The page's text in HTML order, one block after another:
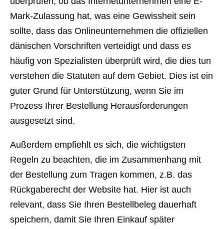
Mark-Zulassung hat, was eine Gewissheit sein
sollte, dass das Onlineunternehmen die offiziellen
dänischen Vorschriften verteidigt und dass es
häufig von Spezialisten überprüft wird, die dies tun
verstehen die Statuten auf dem Gebiet. Dies ist ein
guter Grund für Unterstützung, wenn Sie im
Prozess Ihrer Bestellung Herausforderungen
ausgesetzt sind.
Außerdem empfiehlt es sich, die wichtigsten
Regeln zu beachten, die im Zusammenhang mit
der Bestellung zum Tragen kommen, z.B. das
Rückgaberecht der Website hat. Hier ist auch
relevant, dass Sie Ihren Bestellbeleg dauerhaft
speichern, damit Sie Ihren Einkauf später